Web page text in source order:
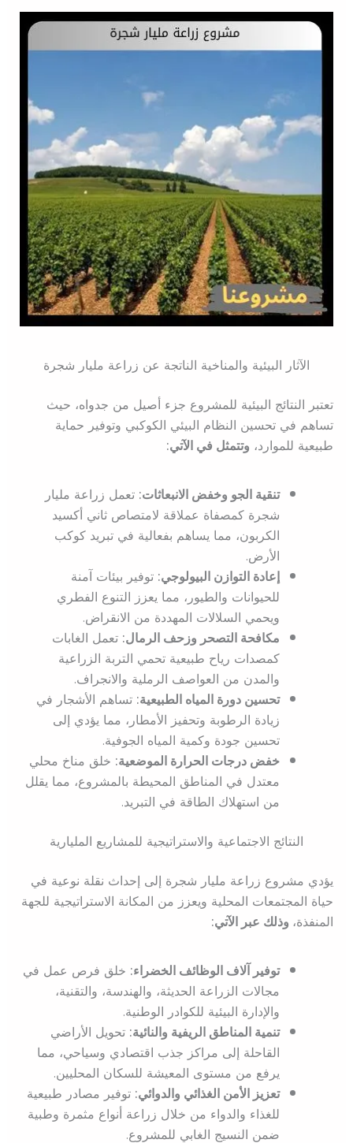
الآثار البيئية والمناخية الناتجة عن زراعة مليار شجرة
تعتبر النتائج البيئية للمشروع جزء أصيل من جدواه، حيث
تساهم في تحسين النظام البيئي الكوكبي وتوفير حماية
طبيعية للموارد، وتتمثل في الآتي:
تنقية الجو وخفض الانبعاثات:تعمل زراعة مليار
شجرة كمصفاة عملاقة لامتصاص ثاني أكسيد
الكربون، مما يساهم بفعالية في تبريد كوكب
الأرض.
إعادة التوازن البيولوجي:توفير بيئات آمنة
للحيوانات والطيور، مما يعزز التنوع الفطري
ويحمي السلالات المهددة من الانقراض.
مكافحة التصحر وزحف الرمال:تعمل الغابات
كمصدات رياح طبيعية تحمي التربة الزراعية
والمدن من العواصف الرملية والانجراف.
تحسين دورة المياه الطبيعية:تساهم الأشجار في
زيادة الرطوبة وتحفيز الأمطار، مما يؤدي إلى
تحسين جودة وكمية المياه الجوفية.
خفض درجات الحرارة الموضعية:خلق مناخ محلي
معتدل في المناطق المحيطة بالمشروع، مما يقلل
من استهلاك الطاقة في التبريد.
النتائج الاجتماعية والاستراتيجية للمشاريع المليارية
يؤدي مشروع زراعة مليار شجرة إلى إحداث نقلة نوعية في
حياة المجتمعات المحلية ويعزز من المكانة الاستراتيجية للجهة
المنفذة،وذلك عبر الآتي:
توفير آلاف الوظائف الخضراء:خلق فرص عمل في
مجالات الزراعة الحديثة، والهندسة، والتقنية،
والإدارة البيئية للكوادر الوطنية.
تنمية المناطق الريفية والنائية:تحويل الأراضي
القاحلة إلى مراكز جذب اقتصادي وسياحي، مما
يرفع من مستوى المعيشة للسكان المحليين.
تعزيز الأمن الغذائي والدوائي:توفير مصادر طبيعية
للغذاء والدواء من خلال زراعة أنواع مثمرة وطبية
ضمن النسيج الغابي للمشروع.